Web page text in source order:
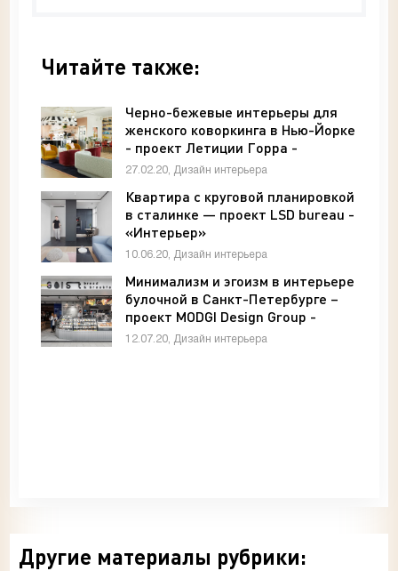
Читайте также:
Черно-бежевые интерьеры для
женского коворкинга в Нью-Йорке
- проект Летиции Горра -
«Интерьер»
27.02.20, Дизайн интерьера
Квартира с круговой планировкой
в сталинке — проект LSD bureau -
«Интерьер»
10.06.20, Дизайн интерьера
Минимализм и эгоизм в интерьере
булочной в Санкт-Петербурге –
проект MODGI Design Group -
«Интерьер»
12.07.20, Дизайн интерьера
Другие материалы рубрики: